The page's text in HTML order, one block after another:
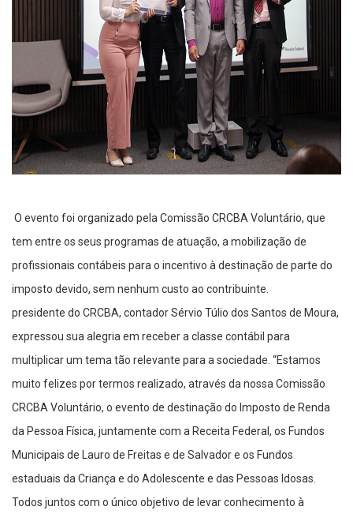
O evento foi organizado pela Comissão CRCBA Voluntário, que
tem entre os seus programas de atuação, a mobilização de
profissionais contábeis para o incentivo à destinação de parte do
imposto devido, sem nenhum custo ao contribuinte.
presidente do CRCBA, contador Sérvio Túlio dos Santos de Moura,
expressou sua alegria em receber a classe contábil para
multiplicar um tema tão relevante para a sociedade. “Estamos
muito felizes por termos realizado, através da nossa Comissão
CRCBA Voluntário, o evento de destinação do Imposto de Renda
da Pessoa Física, juntamente com a Receita Federal, os Fundos
Municipais de Lauro de Freitas e de Salvador e os Fundos
estaduais da Criança e do Adolescente e das Pessoas Idosas.
Todos juntos com o único objetivo de levar conhecimento à